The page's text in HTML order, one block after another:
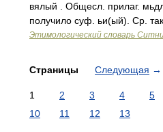
вялый . Общесл. прилаг.
получило суф. ьи(ый). Ср.
Этимологический словарь
Страницы Следующая →
1 2 3 4 5
10
11 12 13